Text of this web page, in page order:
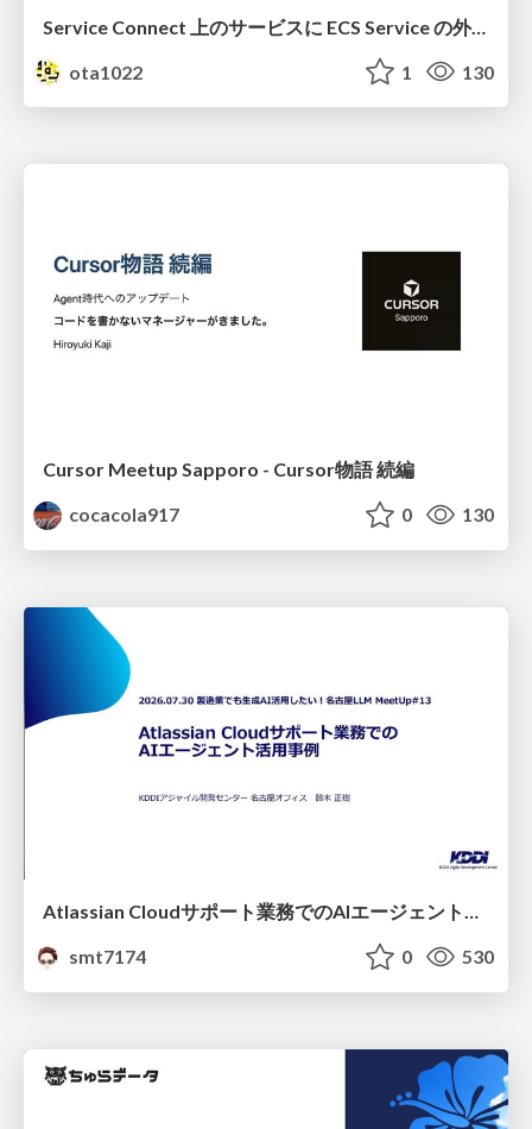
Service Connect 上のサービスに ECS Service の外側から到達できなかった話
ota1022
1 130
Cursor Meetup Sapporo - Cursor物語 続編
cocacola917
0 130
Atlassian Cloudサポート業務でのAIエージェント活用事例
smt7174
0 530